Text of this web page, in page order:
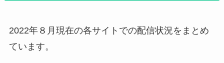
2022年８月現在の各サイトでの配信状況をまとめ
ています。